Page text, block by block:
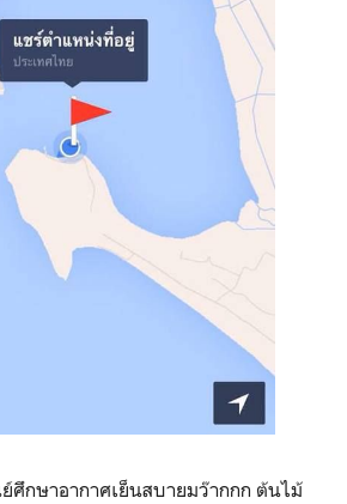
าอากาศเย็นสบายมว๊ากกก ต้นไม้